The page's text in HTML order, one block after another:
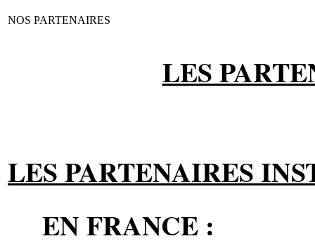
NOS PARTENAIRES
LES
LES PARTENAIRES
EN FRANCE :